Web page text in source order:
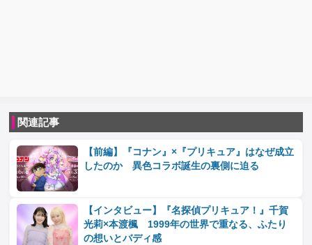
関連記事
【前編】『コナン』×『プリキュア』はなぜ成立
したのか 異色コラボ誕生の裏側に迫る
【インタビュー】『名探偵プリキュア！』千賀
光莉×本渡楓 1999年の世界で重なる、ふたり
の想いとバディ感